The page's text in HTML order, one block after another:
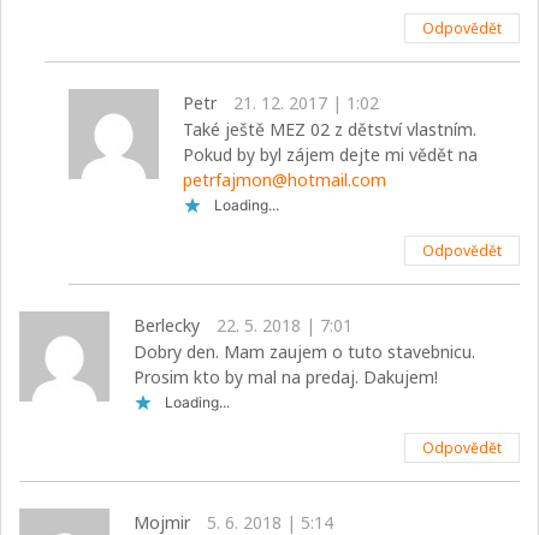
Odpovědět
Petr
21. 12. 2017 | 1:02
Také ještě MEZ 02 z dětství vlastním.
Pokud by byl zájem dejte mi vědět na
petrfajmon@hotmail.com
Loading...
Odpovědět
Berlecky
22. 5. 2018 | 7:01
Dobry den. Mam zaujem o tuto stavebnicu.
Prosim kto by mal na predaj. Dakujem!
Loading...
Odpovědět
Mojmir
5. 6. 2018 | 5:14